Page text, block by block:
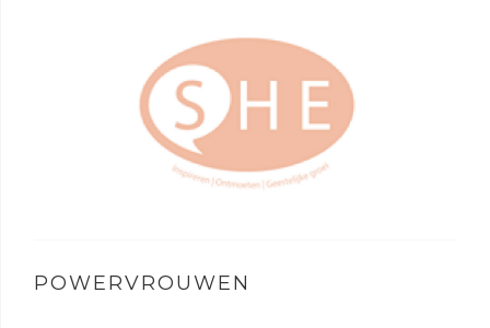
POWERVROUWEN